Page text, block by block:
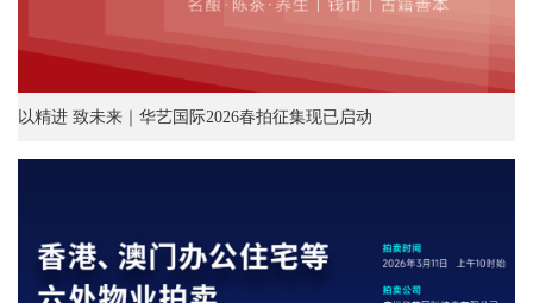
以精进 致未来｜华艺国际2026春拍征集现已启动